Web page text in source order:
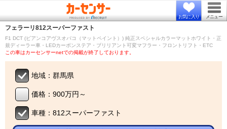
お気に入り メニュー
フェラーリ812スーパーファスト
F1 DCT (ビアンコアヴスオパコ（マットペイント）) 純正スペシャルカラーマットホワイト・正
規ディーラー車・LEDカーボンステア・ブリリアント可変マフラー・フロントリフト・ETC
この車はカーセンサーnetでの掲載が終了しております。
地域：群馬県
価格：900万円～
車種：812スーパーファスト